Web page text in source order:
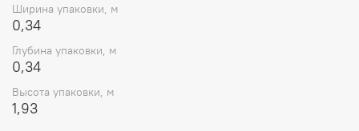
Ширина упаковки, м
0,34
Глубина упаковки, м
0,34
Высота упаковки, м
1,93